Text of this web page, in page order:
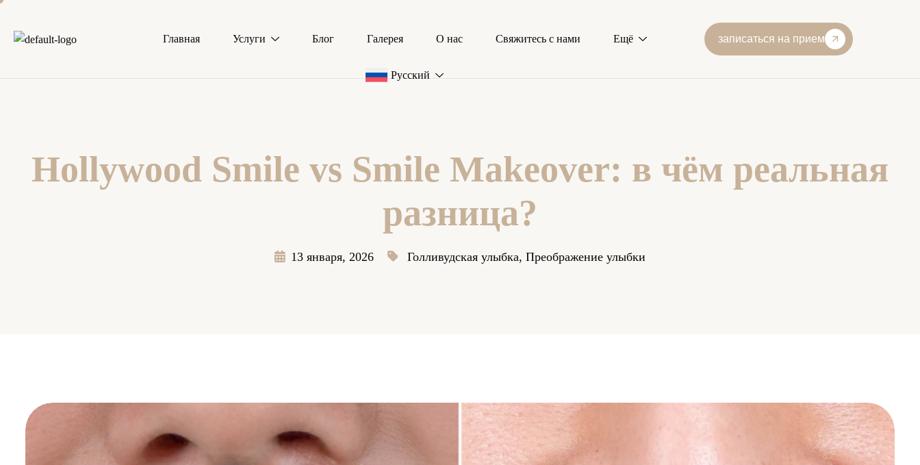
Главная Услуги Блог Галерея О нас Свяжитесь с нами Ещё
Русский
записаться на прием
Hollywood Smile vs Smile Makeover: в чём реальная
разница?
13 января, 2026 Голливудская улыбка, Преображение улыбки